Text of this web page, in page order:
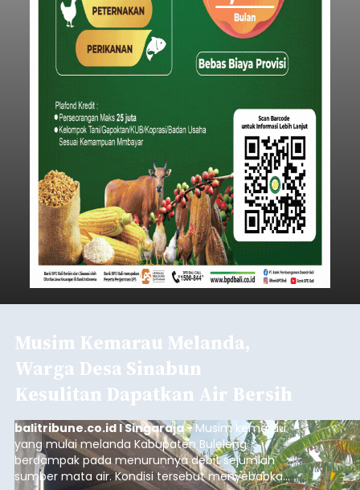
Musim Kemarau Melanda,
Warga Desa Sinabun
Kesulitan Dapatkan Air Bersih
balitribune.co.id I Singaraja -Musim kemarau
yang mulai melanda Kabupaten Buleleng
berdampak pada menurunnya debit sejumlah
sumber mata air. Kondisi tersebut menyebabkan